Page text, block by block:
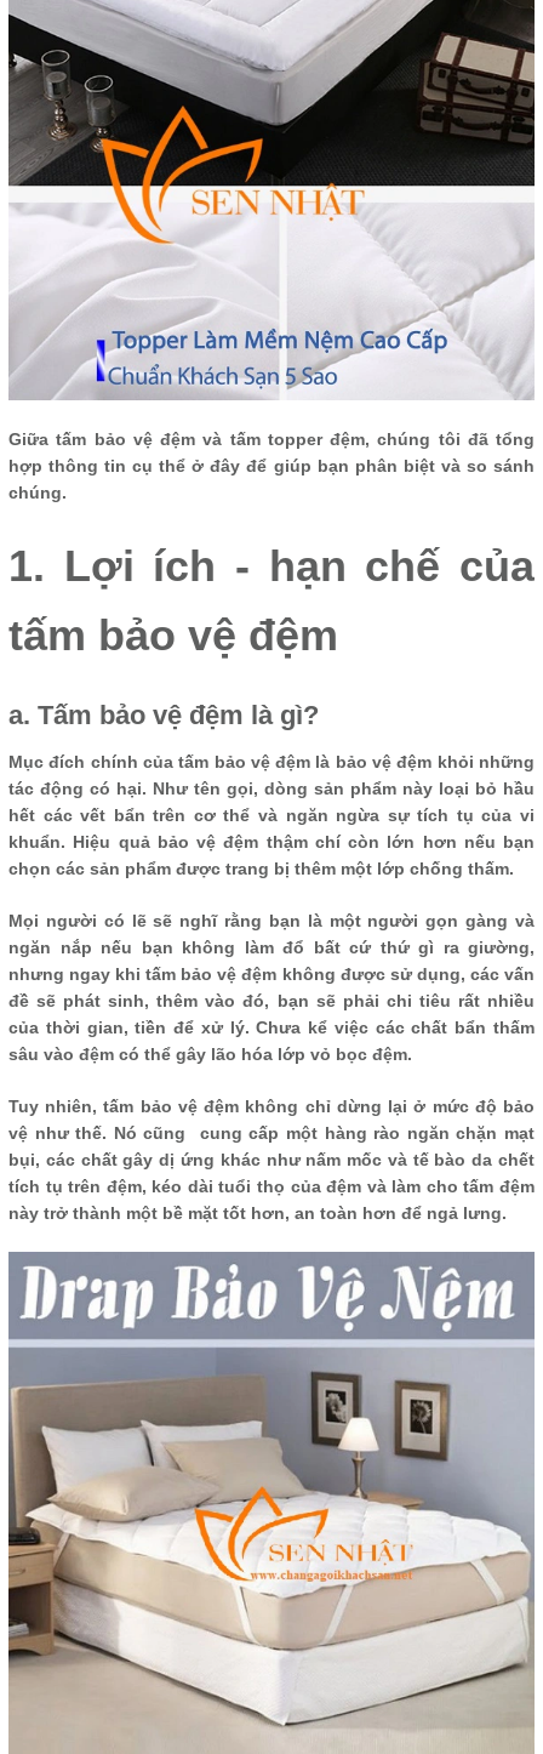
Giữa tấm bảo vệ đệm và tấm topper đệm, chúng tôi đã tổng
hợp thông tin cụ thể ở đây để giúp bạn phân biệt và so sánh
chúng.
1. Lợi ích - hạn chế của
tấm bảo vệ đệm
a. Tấm bảo vệ đệm là gì?
Mục đích chính của tấm bảo vệ đệm là bảo vệ đệm khỏi những
tác động có hại. Như tên gọi, dòng sản phẩm này loại bỏ hầu
hết các vết bẩn trên cơ thể và ngăn ngừa sự tích tụ của vi
khuẩn. Hiệu quả bảo vệ đệm thậm chí còn lớn hơn nếu bạn
chọn các sản phẩm được trang bị thêm một lớp chống thấm.
Mọi người có lẽ sẽ nghĩ rằng bạn là một người gọn gàng và
ngăn nắp nếu bạn không làm đổ bất cứ thứ gì ra giường,
nhưng ngay khi tấm bảo vệ đệm không được sử dụng, các vấn
đề sẽ phát sinh, thêm vào đó, bạn sẽ phải chi tiêu rất nhiều
của thời gian, tiền để xử lý. Chưa kể việc các chất bẩn thấm
sâu vào đệm có thể gây lão hóa lớp vỏ bọc đệm.
Tuy nhiên, tấm bảo vệ đệm không chỉ dừng lại ở mức độ bảo
vệ như thế. Nó cũng cung cấp một hàng rào ngăn chặn mạt
bụi, các chất gây dị ứng khác như nấm mốc và tế bào da chết
tích tụ trên đệm, kéo dài tuổi thọ của đệm và làm cho tấm đệm
này trở thành một bề mặt tốt hơn, an toàn hơn để ngả lưng.